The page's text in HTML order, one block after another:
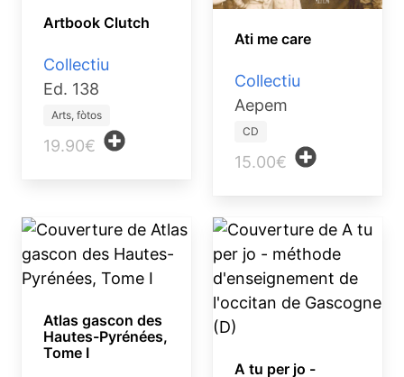
Artbook Clutch
Collectiu
Ed. 138
Arts, fòtos
19.90€
Ati me care
Collectiu
Aepem
CD
15.00€
Atlas gascon des
Hautes-Pyrénées,
Tome I
A tu per jo -